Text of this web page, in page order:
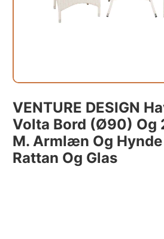
VENTURE DESIGN
Volta Bord (Ø90) Og
M. Armlæn Og Hynde
Rattan Og Glas